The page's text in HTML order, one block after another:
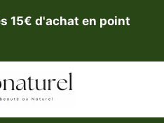
15€ d'achat en point